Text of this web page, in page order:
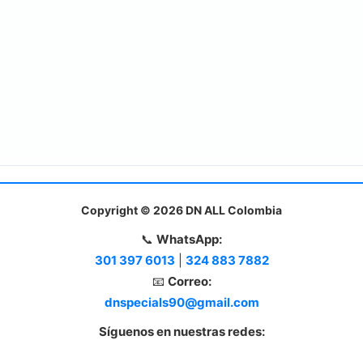
Copyright © 2026 DN ALL Colombia
📞 WhatsApp:
301 397 6013
324 883 7882
📧 Correo:
dnspecials90@gmail.com
Síguenos en nuestras redes: